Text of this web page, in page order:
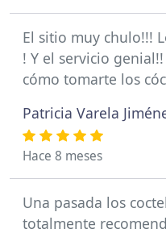
El sitio muy chulo!!!
! Y el servicio
cómo tomarte los
Patricia Varela
Hace 8 meses
Una pasada los
totalmente